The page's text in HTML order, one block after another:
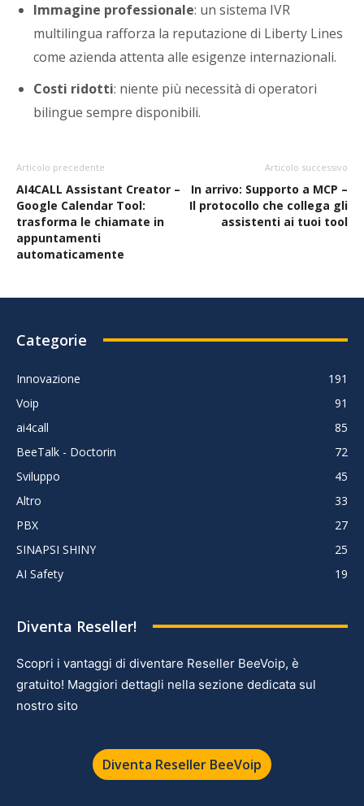
Immagine professionale: un sistema IVR
multilingua rafforza la reputazione di Liberty Lines
come azienda attenta alle esigenze internazionali.
Costi ridotti: niente più necessità di operatori
bilingue sempre disponibili.
Articolo precedente
AI4CALL Assistant Creator –
Google Calendar Tool:
trasforma le chiamate in
appuntamenti
automaticamente
Articolo successivo
In arrivo: Supporto a MCP –
Il protocollo che collega gli
assistenti ai tuoi tool
Categorie
Innovazione
191
Voip
91
ai4call
85
BeeTalk - Doctorin
72
Sviluppo
45
Altro
33
PBX
27
SINAPSI SHINY
25
AI Safety
19
Diventa Reseller!
Scopri i vantaggi di diventare Reseller BeeVoip, è
gratuito! Maggiori dettagli nella sezione dedicata sul
nostro sito
Diventa Reseller BeeVoip